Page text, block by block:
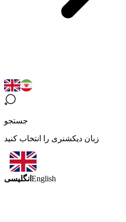
جستجو
زبان دیکشنری را انتخاب کنید
انگلیسی English